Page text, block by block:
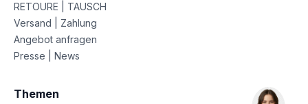
RETOURE | TAUSCH
Versand | Zahlung
Angebot anfragen
Presse | News
Themen